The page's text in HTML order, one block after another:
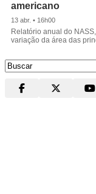
americano
13 abr. • 16h00
Relatório anual do
variação da área das